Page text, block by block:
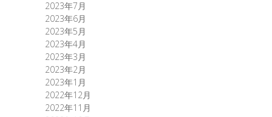
2023年7月
2023年6月
2023年5月
2023年4月
2023年3月
2023年2月
2023年1月
2022年12月
2022年11月